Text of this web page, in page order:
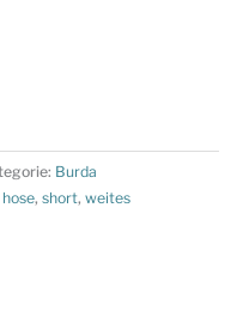
Burda
, short, weites